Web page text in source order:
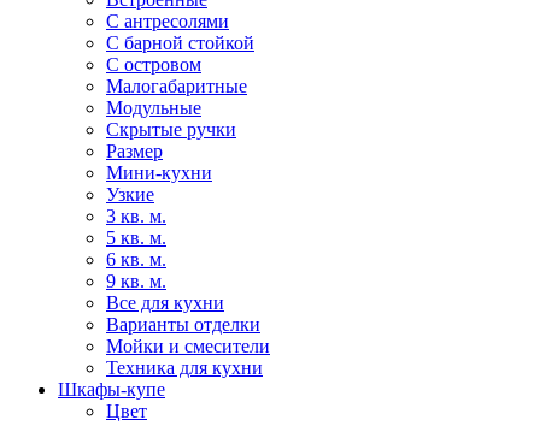
С антресолями
С барной стойкой
С островом
Малогабаритные
Модульные
Скрытые ручки
Размер
Мини-кухни
Узкие
3 кв. м.
5 кв. м.
6 кв. м.
9 кв. м.
Все для кухни
Варианты отделки
Мойки и смесители
Техника для кухни
Шкафы-купе
Цвет